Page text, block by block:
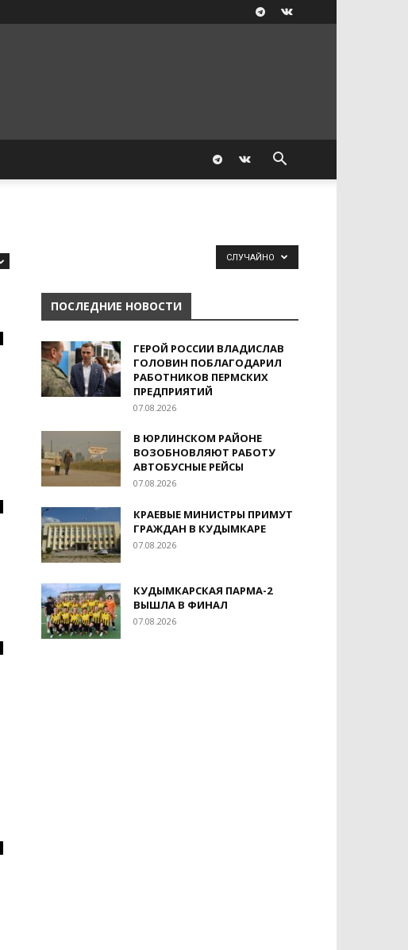
СЛУЧАЙНО
ПОСЛЕДНИЕ НОВОСТИ
ГЕРОЙ РОССИИ ВЛАДИСЛАВ
ГОЛОВИН ПОБЛАГОДАРИЛ
РАБОТНИКОВ ПЕРМСКИХ
ПРЕДПРИЯТИЙ
07.08.2026
В ЮРЛИНСКОМ РАЙОНЕ
ВОЗОБНОВЛЯЮТ РАБОТУ
АВТОБУСНЫЕ РЕЙСЫ
07.08.2026
КРАЕВЫЕ МИНИСТРЫ ПРИМУТ
ГРАЖДАН В КУДЫМКАРЕ
07.08.2026
КУДЫМКАРСКАЯ ПАРМА-2
ВЫШЛА В ФИНАЛ
07.08.2026